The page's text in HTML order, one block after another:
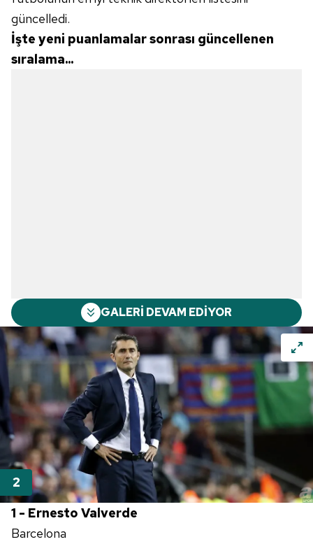
güncelledi.
İşte yeni puanlamalar sonrası güncellenen
sıralama...
GALERİ DEVAM EDİYOR
1 - Ernesto Valverde
Barcelona